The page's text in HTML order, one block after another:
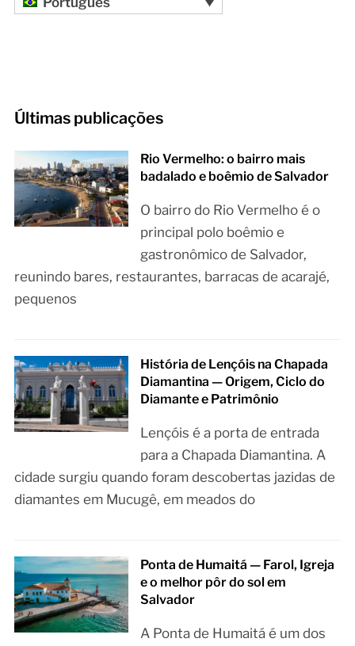
Últimas publicações
Rio Vermelho: o bairro mais
badalado e boêmio de Salvador
O bairro do Rio Vermelho é o
principal polo boêmio e
gastronômico de Salvador,
reunindo bares, restaurantes, barracas de acarajé,
pequenos
História de Lençóis na Chapada
Diamantina — Origem, Ciclo do
Diamante e Patrimônio
Lençóis é a porta de entrada
para a Chapada Diamantina. A
cidade surgiu quando foram descobertas jazidas de
diamantes em Mucugê, em meados do
Ponta de Humaitá — Farol, Igreja
e o melhor pôr do sol em
Salvador
A Ponta de Humaitá é um dos